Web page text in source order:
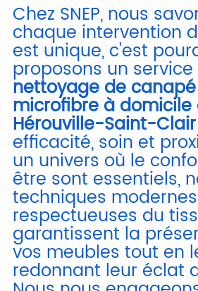
Chez SNEP, nous
chaque intervention
est unique, c'est
proposons un
nettoyage de
microfibre à domicile
Hérouville-Saint-Clair
efficacité, soin et
un univers où le
être sont essentiels,
techniques
respectueuses du
garantissent la
vos meubles tout en
redonnant leur éclat